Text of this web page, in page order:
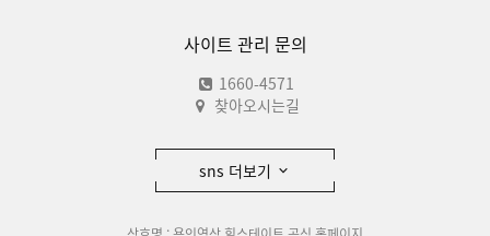
사이트 관리 문의
1660-4571
찾아오시는길
sns 더보기